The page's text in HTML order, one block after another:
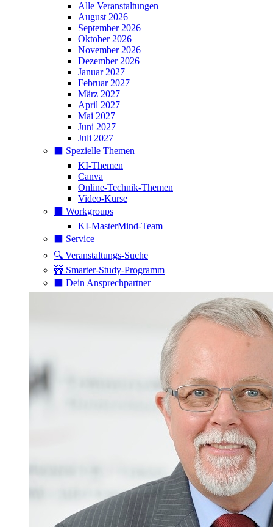
Alle Veranstaltungen
August 2026
September 2026
Oktober 2026
November 2026
Dezember 2026
Januar 2027
Februar 2027
März 2027
April 2027
Mai 2027
Juni 2027
Juli 2027
⬛️ Spezielle Themen
KI-Themen
Canva
Online-Technik-Themen
Video-Kurse
⬛️ Workgroups
KI-MasterMind-Team
⬛️ Service
🔍 Veranstaltungs-Suche
🚧 Smarter-Study-Programm
⬛️ Dein Ansprechpartner